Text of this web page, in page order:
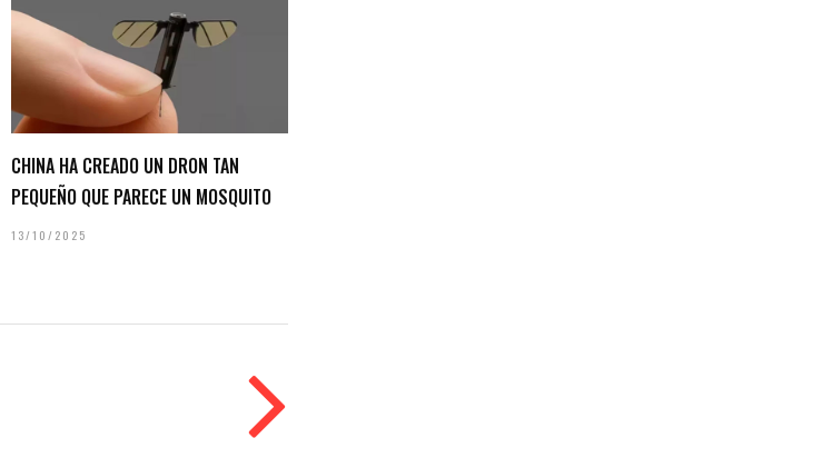
CHINA HA CREADO UN DRON TAN
PEQUEÑO QUE PARECE UN MOSQUITO
13/10/2025